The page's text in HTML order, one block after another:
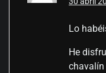
Lo
He
chavalín